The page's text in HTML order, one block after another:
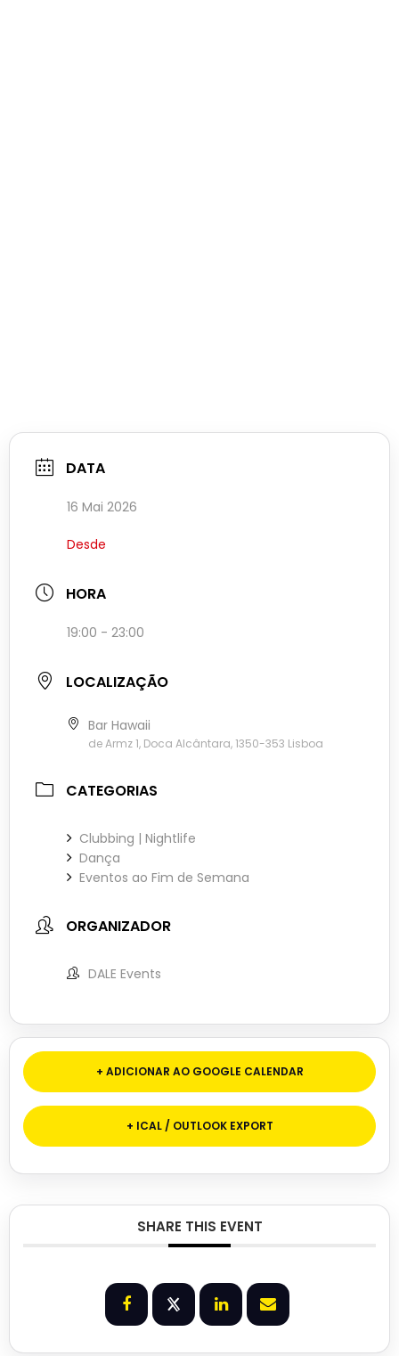
DATA
16 Mai 2026
Desde
HORA
19:00 - 23:00
LOCALIZAÇÃO
Bar Hawaii
de Armz 1, Doca Alcântara, 1350-353 Lisboa
CATEGORIAS
Clubbing | Nightlife
Dança
Eventos ao Fim de Semana
ORGANIZADOR
DALE Events
+ ADICIONAR AO GOOGLE CALENDAR
+ ICAL / OUTLOOK EXPORT
SHARE THIS EVENT